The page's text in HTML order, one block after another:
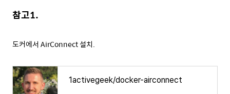
참고1.
도커에서 AirConnect 설치.
1activegeek/docker-airconnect